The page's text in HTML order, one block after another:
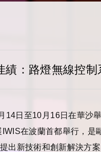
績：路燈無線控
14日至10 月 16日在華沙
IWIS在波蘭首都舉行，是
出新技術和創新解決方案